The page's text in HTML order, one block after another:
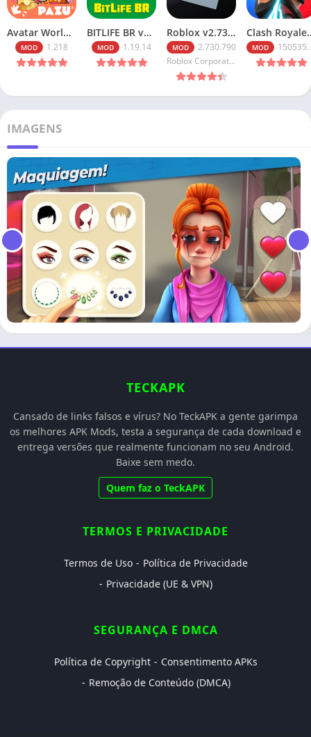
Avatar World v1.218 Tudo Desbloqueado 2026
MOD 1.218
BITLIFE BR v1.19.14 MOD APK PREMIUM MEDIAFIRE 2026
MOD 1.19.14
Roblox v2.730.790 Robux Infinitos (2026): Baixe o Mod Menu
MOD
2.730.790
Roblox Corporation
Clash Royale
MOD 150535020
IMAGENS
TECKAPK
Cansado de links falsos e vírus? No TeckAPK a gente garimpa
os melhores APK Mods, testa a segurança de cada download e
entrega versões que realmente funcionam no seu Android.
Baixe sem medo.
Quem faz o TeckAPK
TERMOS E PRIVACIDADE
Termos de Uso
Política de Privacidade
Privacidade (UE & VPN)
SEGURANÇA E DMCA
Política de Copyright
Consentimento APKs
Remoção de Conteúdo (DMCA)